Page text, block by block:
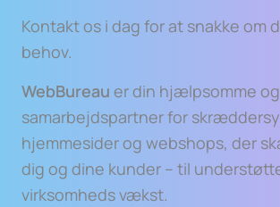
Kontakt os i dag for at snakke om
behov.
WebBureau er din hjælpsomme
samarbejdspartner for
hjemmesider og webshops, der
dig og dine kunder – til
virksomheds vækst.